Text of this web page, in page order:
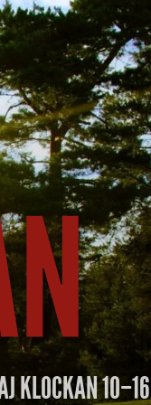
KLOCKAN 10–16